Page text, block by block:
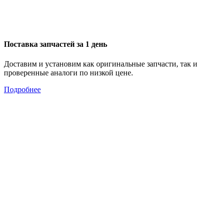
Поставка запчастей за 1 день
Доставим и установим как оригинальные запчасти, так и
проверенные аналоги по низкой цене.
Подробнее